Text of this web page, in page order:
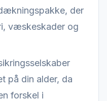
der
væskeskader og
på din alder, da
forskel i